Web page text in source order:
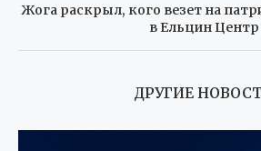
Жога раскрыл, кого везет на
в Ельцин Центр
ДРУГИЕ